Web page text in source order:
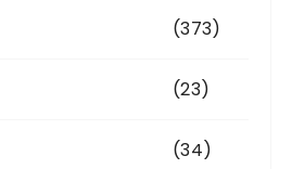
(373)
(23)
(34)